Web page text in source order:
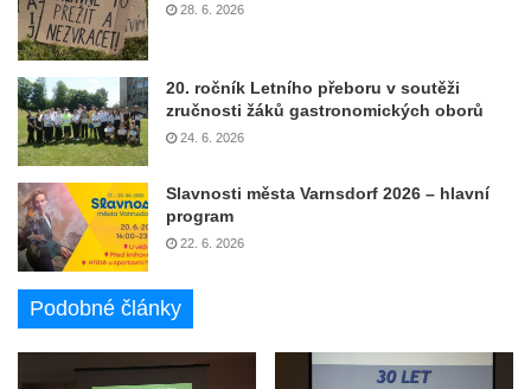
28. 6. 2026
20. ročník Letního přeboru v soutěži
zručnosti žáků gastronomických oborů
24. 6. 2026
Slavnosti města Varnsdorf 2026 – hlavní
program
22. 6. 2026
Podobné články